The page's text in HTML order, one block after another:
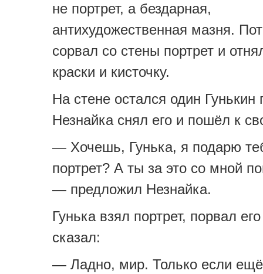
не портрет, а бездарная,
антихудожественная мазня.
сорвал со стены портрет и
краски и кисточку.
На стене остался один Гунькин
Незнайка снял его и пошёл к
— Хочешь, Гунька, я подарю
портрет? А ты за это со мной
— предложил Незнайка.
Гунька взял портрет, порвал
сказал:
— Ладно, мир. Только если ещё